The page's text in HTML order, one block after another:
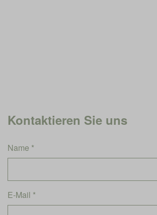
Kontaktieren Sie uns
Name *
E-Mail *